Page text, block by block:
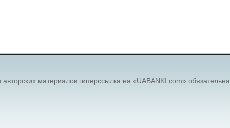
материалов гиперссылка на «UABANKI.com» обязательна.